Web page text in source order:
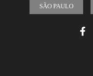
SÃO PAULO